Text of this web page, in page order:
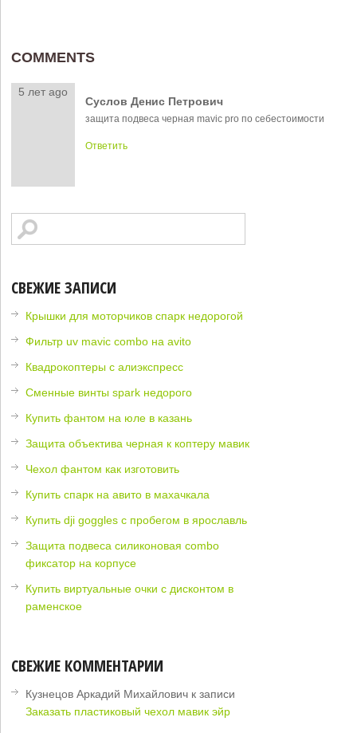
COMMENTS
5 лет ago
Суслов Денис Петрович
защита подвеса черная mavic pro по себестоимости
Ответить
СВЕЖИЕ ЗАПИСИ
Крышки для моторчиков спарк недорогой
Фильтр uv mavic combo на avito
Квадрокоптеры с алиэкспресс
Сменные винты spark недорого
Купить фантом на юле в казань
Защита объектива черная к коптеру мавик
Чехол фантом как изготовить
Купить спарк на авито в махачкала
Купить dji goggles с пробегом в ярославль
Защита подвеса силиконовая combo
фиксатор на корпусе
Купить виртуальные очки с дисконтом в
раменское
СВЕЖИЕ КОММЕНТАРИИ
Кузнецов Аркадий Михайлович к записи
Заказать пластиковый чехол мавик эйр